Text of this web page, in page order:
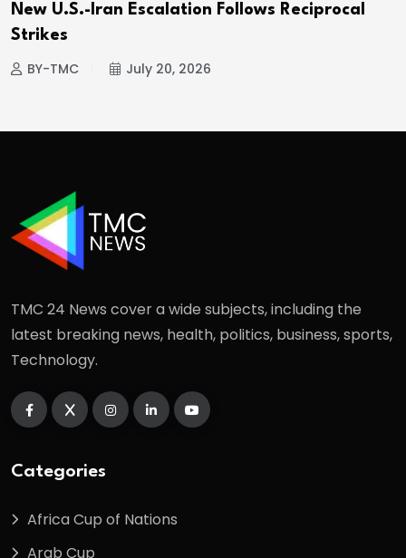
New U.S.-Iran Escalation Follows Reciprocal
Strikes
BY-TMC July 20, 2026
TMC 24 News cover a wide subjects, including the
latest breaking news, health, politics, business, sports,
Technology.
Categories
Africa Cup of Nations
Arab Cup